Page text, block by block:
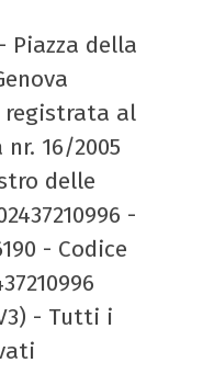
Piazza della
al
16/2005
delle
-
- Codice
- Tutti i